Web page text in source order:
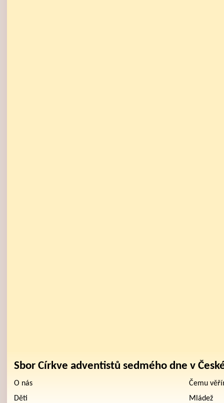
Sbor Církve adventistů sedmého dne v
O nás
Čemu
Děti
Mládež